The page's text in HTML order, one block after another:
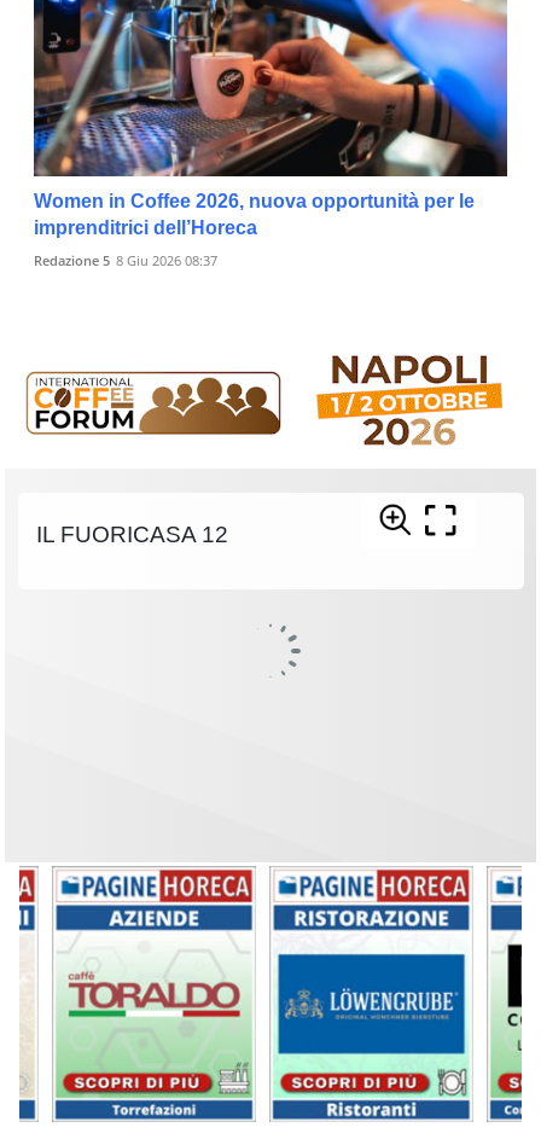
Women in Coffee 2026, nuova opportunità per le
imprenditrici dell’Horeca
Redazione 5 8 Giu 2026 08:37